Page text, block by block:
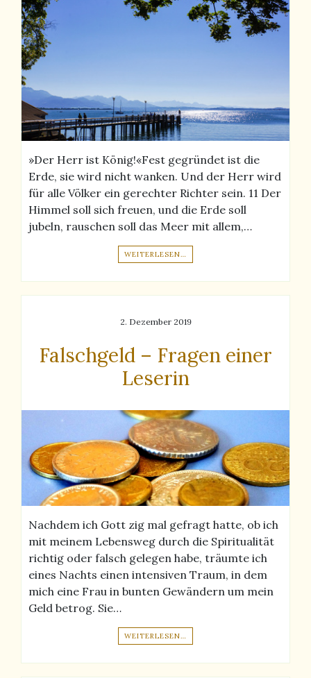
»Der Herr ist König!«Fest gegründet ist die
Erde, sie wird nicht wanken. Und der Herr wird
für alle Völker ein gerechter Richter sein. 11 Der
Himmel soll sich freuen, und die Erde soll
jubeln, rauschen soll das Meer mit allem,…
WEITERLESEN…
2. Dezember 2019
Falschgeld – Fragen einer
Leserin
Nachdem ich Gott zig mal gefragt hatte, ob ich
mit meinem Lebensweg durch die Spiritualität
richtig oder falsch gelegen habe, träumte ich
eines Nachts einen intensiven Traum, in dem
mich eine Frau in bunten Gewändern um mein
Geld betrog. Sie…
WEITERLESEN…